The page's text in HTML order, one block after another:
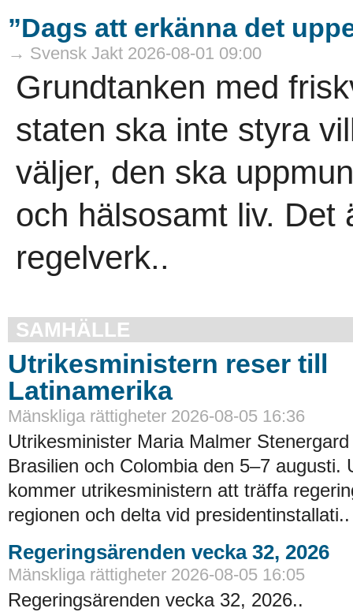
”Dags att erkänna det
→ Svensk Jakt 2026-08-01 09:00
Grundtanken med
staten ska inte styra
väljer, den ska
och hälsosamt liv. Det
regelverk..
SAMHÄLLE
Utrikesministern reser till
Latinamerika
Mänskliga rättigheter 2026-08-05 16:36
Utrikesminister Maria Malmer
Brasilien och Colombia den 5–7 augusti.
kommer utrikesministern att träffa
regionen och delta vid presidentinstallati..
Regeringsärenden vecka 32, 2026
Mänskliga rättigheter 2026-08-05 16:05
Regeringsärenden vecka 32, 2026..